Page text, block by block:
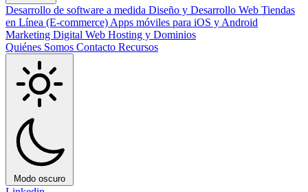
Desarrollo de software a medida Diseño y Desarrollo Web Tiendas
en Línea (E-commerce) Apps móviles para iOS y Android
Marketing Digital Web Hosting y Dominios
Quiénes Somos Contacto Recursos
Modo oscuro